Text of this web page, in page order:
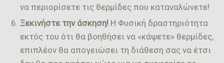
να περιορίσετε τις θερμίδες που καταναλώνετε!
Ξεκινήστε την άσκηση! Η Φυσική δραστηριότητα
εκτός του ότι θα βοηθήσει να «κάψετε» θερμίδες,
επιπλέον θα απογειώσει τη διάθεση σας να έτσι